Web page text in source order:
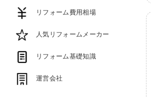
リフォーム費用相場
人気リフォームメーカー
リフォーム基礎知識
運営会社